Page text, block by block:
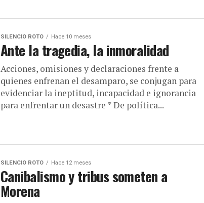
SILENCIO ROTO Hace 10 meses
Ante la tragedia, la inmoralidad
Acciones, omisiones y declaraciones frente a
quienes enfrenan el desamparo, se conjugan para
evidenciar la ineptitud, incapacidad e ignorancia
para enfrentar un desastre * De política...
SILENCIO ROTO Hace 12 meses
Canibalismo y tribus someten a
Morena